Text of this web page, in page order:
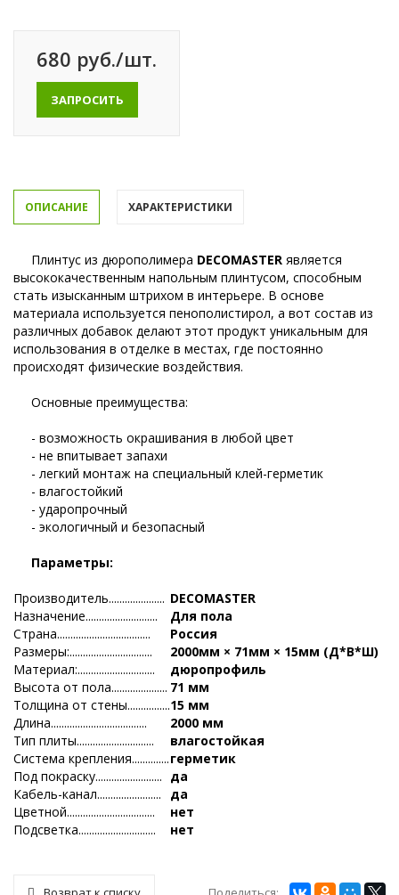
680 руб./шт.
ЗАПРОСИТЬ
ОПИСАНИЕ ХАРАКТЕРИСТИКИ
Плинтус из дюрополимера DECOMASTER является
высококачественным напольным плинтусом, способным
стать изысканным штрихом в интерьере. В основе
материала используется пенополистирол, а вот состав из
различных добавок делают этот продукт уникальным для
использования в отделке в местах, где постоянно
происходят физические воздействия.
Основные преимущества:
- возможность окрашивания в любой цвет
- не впитывает запахи
- легкий монтаж на специальный клей-герметик
- влагостойкий
- ударопрочный
- экологичный и безопасный
Параметры:
Производитель..................... DECOMASTER
Назначение...........................
Для пола
Страна...................................
Россия
Размеры:...............................
2000мм × 71мм × 15мм (Д*В*Ш)
Материал:.............................
дюропрофиль
Высота от пола..................... 71 мм
Толщина от стены................15 мм
Длина....................................
2000 мм
Тип плиты.............................
влагостойкая
Система крепления..............герметик
Под покраску......................... да
Кабель-канал........................
да
Цветной.................................
нет
Подсветка.............................
нет